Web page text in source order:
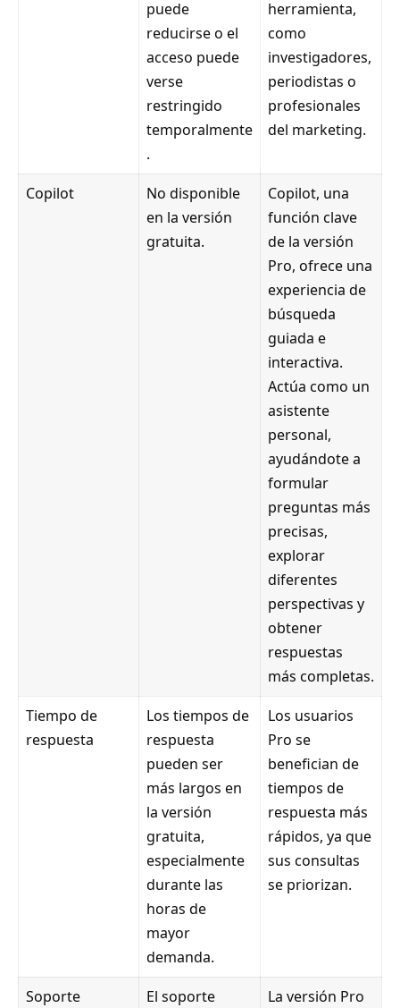
puede
reducirse o el
acceso puede
verse
restringido
temporalmente
.
herramienta,
como
investigadores,
periodistas o
profesionales
del marketing.
Copilot
No disponible
en la versión
gratuita.
Copilot, una
función clave
de la versión
Pro, ofrece una
experiencia de
búsqueda
guiada e
interactiva.
Actúa como un
asistente
personal,
ayudándote a
formular
preguntas más
precisas,
explorar
diferentes
perspectivas y
obtener
respuestas
más completas.
Tiempo de
respuesta
Los tiempos de
respuesta
pueden ser
más largos en
la versión
gratuita,
especialmente
durante las
horas de
mayor
demanda.
Los usuarios
Pro se
benefician de
tiempos de
respuesta más
rápidos, ya que
sus consultas
se priorizan.
Soporte
El soporte
La versión Pro